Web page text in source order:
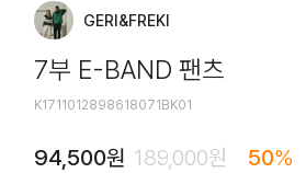
GERI&FREKI
7부 E-BAND 팬츠
K1711012898618071BK01
94,500원 189,000원 50%